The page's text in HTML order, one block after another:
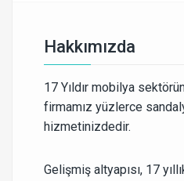
Hakkımızda
17 Yıldır mobilya
firmamız yüzlerce
hizmetinizdedir.
Gelişmiş altyapısı, 17